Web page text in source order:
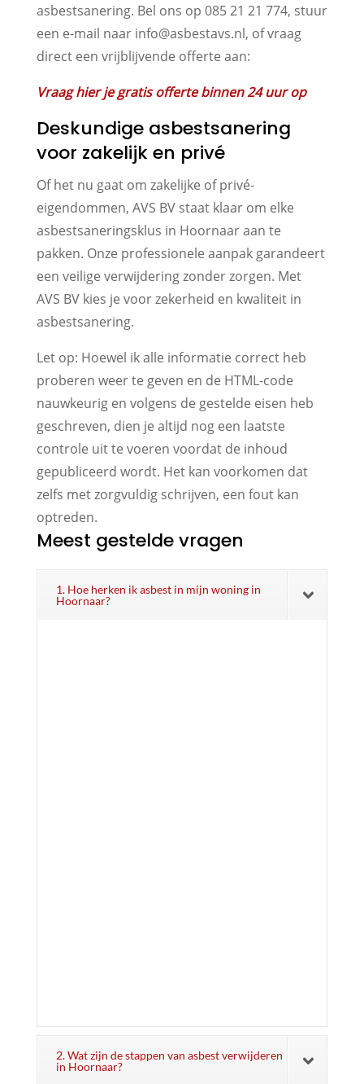
asbestsanering. Bel ons op 085 21 21 774, stuur
een e-mail naar info@asbestavs.nl, of vraag
direct een vrijblijvende offerte aan:
Vraag hier je gratis offerte binnen 24 uur op
Deskundige asbestsanering
voor zakelijk en privé
Of het nu gaat om zakelijke of privé-
eigendommen, AVS BV staat klaar om elke
asbestsaneringsklus in Hoornaar aan te
pakken. Onze professionele aanpak garandeert
een veilige verwijdering zonder zorgen. Met
AVS BV kies je voor zekerheid en kwaliteit in
asbestsanering.
Let op: Hoewel ik alle informatie correct heb
proberen weer te geven en de HTML-code
nauwkeurig en volgens de gestelde eisen heb
geschreven, dien je altijd nog een laatste
controle uit te voeren voordat de inhoud
gepubliceerd wordt. Het kan voorkomen dat
zelfs met zorgvuldig schrijven, een fout kan
optreden.
Meest gestelde vragen
1. Hoe herken ik asbest in mijn woning in
Hoornaar?
2. Wat zijn de stappen van asbest verwijderen
in Hoornaar?